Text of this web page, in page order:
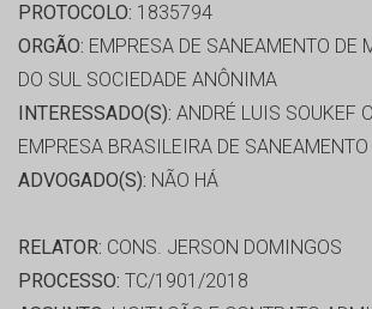
PROTOCOLO: 1835794
ORGÃO: EMPRESA DE SANEAMENTO DE
DO SUL SOCIEDADE ANÔNIMA
INTERESSADO(S): ANDRÉ LUIS SOUKEF
EMPRESA BRASILEIRA DE SANEAMENTO
ADVOGADO(S): NÃO HÁ
RELATOR: CONS. JERSON DOMINGOS
PROCESSO: TC/1901/2018